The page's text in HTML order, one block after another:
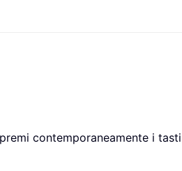
contemporaneamente i tasti